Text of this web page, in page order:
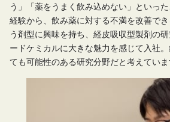
う」「薬をうまく飲み込めない」といっ
経験から、飲み薬に対する不満を改善で
う剤型に興味を持ち、経皮吸収型製剤の
ードケミカルに大きな魅力を感じて入社
ても可能性のある研究分野だと考えていま